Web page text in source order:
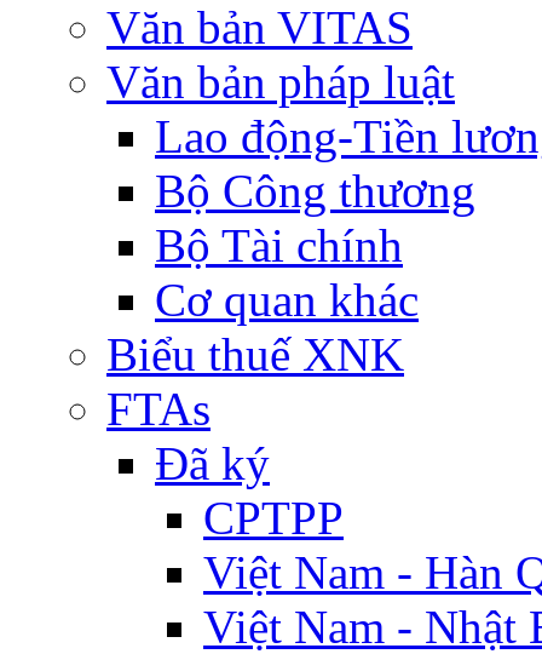
Văn bản VITAS
Văn bản pháp luật
Lao động-Tiền
Bộ Công thương
Bộ Tài chính
Cơ quan khác
Biểu thuế XNK
FTAs
Đã ký
CPTPP
Việt Nam - Hàn
Việt Nam - Nhật